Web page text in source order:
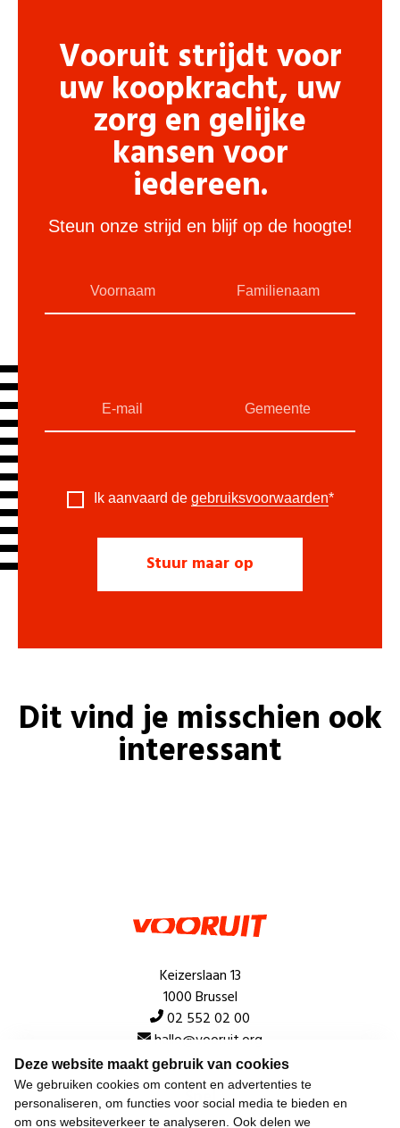
Deze website maakt gebruik van cookies
We gebruiken cookies om content en advertenties te
personaliseren, om functies voor social media te bieden en
om ons websiteverkeer te analyseren. Ook delen we
Vooruit strijdt voor
uw koopkracht, uw
zorg en gelijke
kansen voor
iedereen.
Steun onze strijd en blijf op de hoogte!
Ik aanvaard de gebruiksvoorwaarden*
Dit vind je misschien ook
interessant
Keizerslaan 13
1000 Brussel
02 552 02 00
hallo@vooruit.org
Snel